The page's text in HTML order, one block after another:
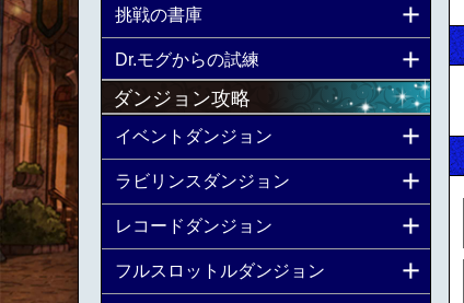
挑戦の書庫
Dr.モグからの試練
ダンジョン攻略
イベントダンジョン
ラビリンスダンジョン
レコードダンジョン
フルスロットルダンジョン